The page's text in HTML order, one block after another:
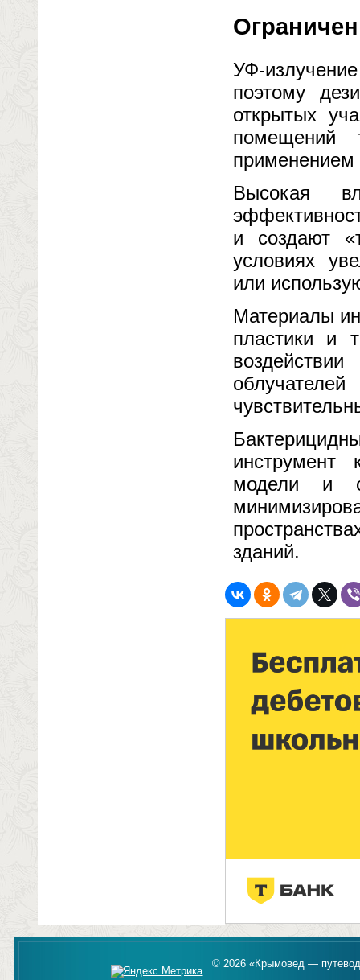
УФ-
поэтому
открытых
помещений
применением
Высокая
и создают
условиях
или
Материалы
пластики и
инструмент
модели и
зданий.
© 2026 «Крымовед —